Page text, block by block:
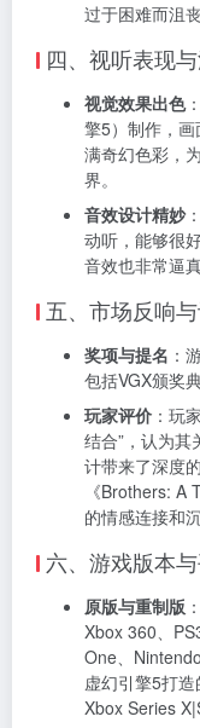
过于困难而沮丧
四、视听表现
视觉效果出色
擎5）制作，
满奇幻色彩，
界。
音效设计精妙
动听，能够很
音效也非常逼
五、市场反响
奖项与提名 ：
包括VGX颁奖
玩家评价 ：玩
结合”，认为
计带来了深度
《Brothers: A
的情感连接和沉
六、游戏版本
原版与重制版
Xbox 360、
One、
虚幻引擎5打造
Xbox Series